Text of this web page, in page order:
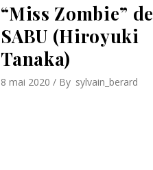
“Miss Zombie” de
SABU (Hiroyuki
Tanaka)
8 mai 2020 By sylvain_berard